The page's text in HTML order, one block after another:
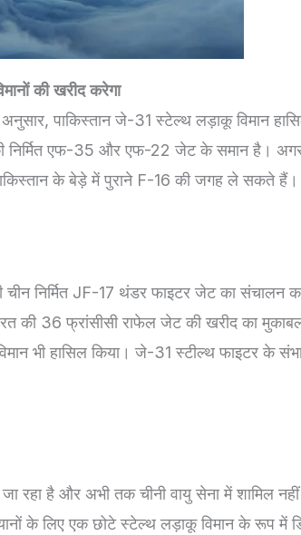
की खरीद करेगा
अनुसार, पाकिस्तान जे-31 स्टेल्थ लड़ाकू विमान
निर्मित एफ-35 और एफ-22 जेट के समान है।
के बेड़े में पुराने F-16 की जगह ले सकते हैं।
चीन निर्मित JF-17 थंडर फाइटर जेट का संचालन
की 36 फ्रांसीसी राफेल जेट की खरीद का
भी हासिल किया। जे-31 स्टील्थ फाइटर के
जा रहा है और अभी तक चीनी वायु सेना में शामिल
के लिए एक छोटे स्टेल्थ लड़ाकू विमान के रूप में